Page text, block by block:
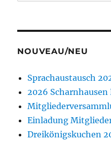
NOUVEAU/NEU
Sprachaustausch
2026
Einladung
Dreikönigskuchen